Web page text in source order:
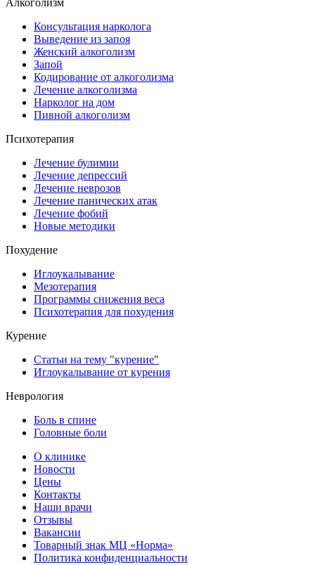
Алкоголизм
Консультация нарколога
Выведение из запоя
Женский алкоголизм
Запой
Кодирование от алкоголизма
Лечение алкоголизма
Нарколог на дом
Пивной алкоголизм
Психотерапия
Лечение булимии
Лечение депрессий
Лечение неврозов
Лечение панических атак
Лечение фобий
Новые методики
Похудение
Иглоукалывание
Мезотерапия
Программы снижения веса
Психотерапия для похудения
Курение
Статьи на тему "курение"
Иглоукалывание от курения
Неврология
Боль в спине
Головные боли
О клинике
Новости
Цены
Контакты
Наши врачи
Отзывы
Вакансии
Товарный знак МЦ «Норма»
Политика конфиденциальности